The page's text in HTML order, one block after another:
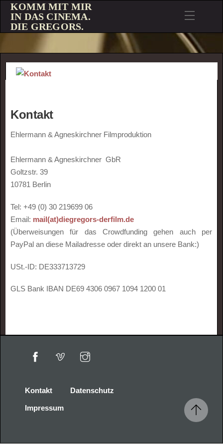
KOMM MIT MIR
IN DAS CINEMA.
DIE GREGORS.
Kontakt
Ehlermann & Agneskirchner Filmproduktion
Ehlermann & Agneskirchner GbR
Goltzstr. 39
10781 Berlin
Tel: +49 (0) 30 219699 06
Email: mail(at)diegregors-derfilm.de
(Überweisungen für das Crowdfunding gehen auch per
PayPal an diese Mailadresse oder direkt an unsere Bank:)
USt.-ID: DE333713729
GLS Bank IBAN DE69 4306 0967 1094 1200 01
Kontakt Datenschutz
Impressum